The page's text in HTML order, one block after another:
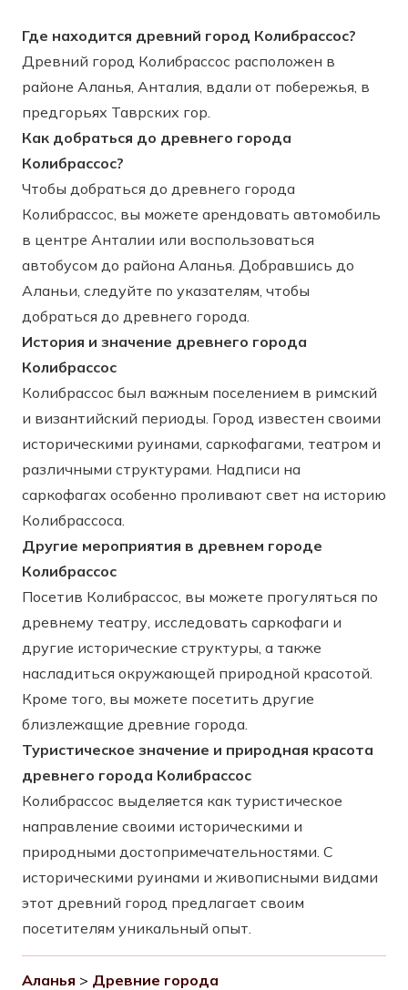
Где находится древний город Колибрассос?
Древний город Колибрассос расположен в
районе Аланья, Анталия, вдали от побережья, в
предгорьях Таврских гор.
Как добраться до древнего города
Колибрассос?
Чтобы добраться до древнего города
Колибрассос, вы можете арендовать автомобиль
в центре Анталии или воспользоваться
автобусом до района Аланья. Добравшись до
Аланьи, следуйте по указателям, чтобы
добраться до древнего города.
История и значение древнего города
Колибрассос
Колибрассос был важным поселением в римский
и византийский периоды. Город известен своими
историческими руинами, саркофагами, театром и
различными структурами. Надписи на
саркофагах особенно проливают свет на историю
Колибрассоса.
Другие мероприятия в древнем городе
Колибрассос
Посетив Колибрассос, вы можете прогуляться по
древнему театру, исследовать саркофаги и
другие исторические структуры, а также
насладиться окружающей природной красотой.
Кроме того, вы можете посетить другие
близлежащие древние города.
Туристическое значение и природная красота
древнего города Колибрассос
Колибрассос выделяется как туристическое
направление своими историческими и
природными достопримечательностями. С
историческими руинами и живописными видами
этот древний город предлагает своим
посетителям уникальный опыт.
Аланья > Древние города